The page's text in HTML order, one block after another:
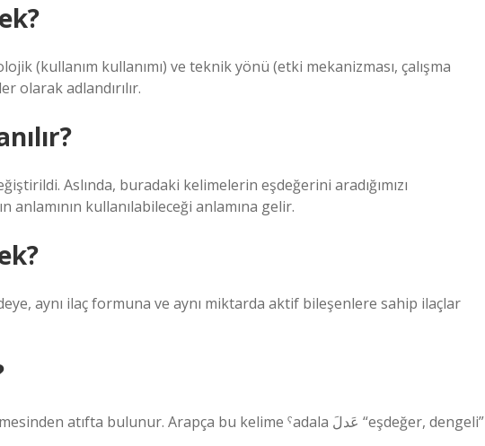
(kullanım kullanımı) ve teknik yönü (etki mekanizması, çalışma
olarak adlandırılır.
Aslında, buradaki kelimelerin eşdeğerini aradığımızı
anlamının kullanılabileceği anlamına gelir.
aynı ilaç formuna ve aynı miktarda aktif bileşenlere sahip ilaçlar